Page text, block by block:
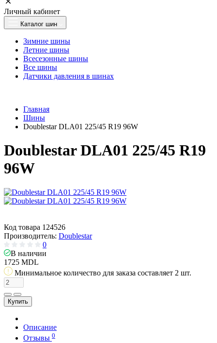
Личный кабинет
Каталог шин
Зимние шины
Летние шины
Всесезонные шины
Все шины
Датчики давления в шинах
Главная
Шины
Doublestar DLA01 225/45 R19 96W
Doublestar DLA01 225/45 R19
96W
Код товара 124526
Производитель: Doublestar
0
В наличии
1725 MDL
Минимальное количество для заказа составляет 2 шт.
Купить
Описание
Отзывы 0